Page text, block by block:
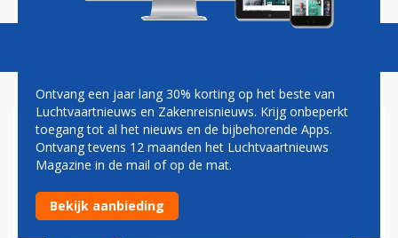
PARIS AIR SHOW 2017
Ontvang een jaar lang 30% korting op het beste van
Luchtvaartnieuws en Zakenreisnieuws. Krijg onbeperkt
toegang tot al het nieuws en de bijbehorende Apps.
Ontvang tevens 12 maanden het Luchtvaartnieuws
Magazine in de mail of op de mat.
Bekijk aanbieding